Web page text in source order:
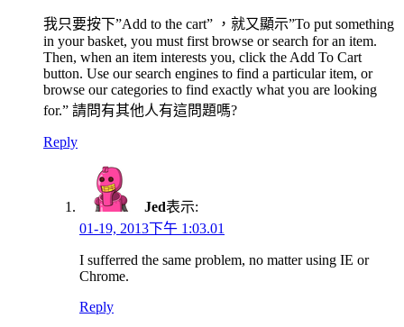
我只要按下”Add to the cart” ，就又顯示”To put something
in your basket, you must first browse or search for an item.
Then, when an item interests you, click the Add To Cart
button. Use our search engines to find a particular item, or
browse our categories to find exactly what you are looking
for.” 請問有其他人有這問題嗎?
Reply
Jed表示:
01-19, 2013下午 1:03.01
I sufferred the same problem, no matter using IE or
Chrome.
Reply